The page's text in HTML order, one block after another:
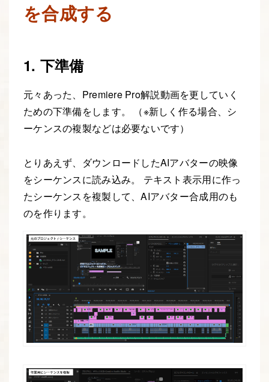
を合成する
1. 下準備
元々あった、Premiere Pro解説動画を更していく
ための下準備をします。 （※新しく作る場合、シ
ーケンスの複製などは必要ないです）
とりあえず、ダウンロードしたAIアバターの映像
をシーケンスに読み込み。 テキスト表示用に作っ
たシーケンスを複製して、AIアバター合成用のも
のを作ります。